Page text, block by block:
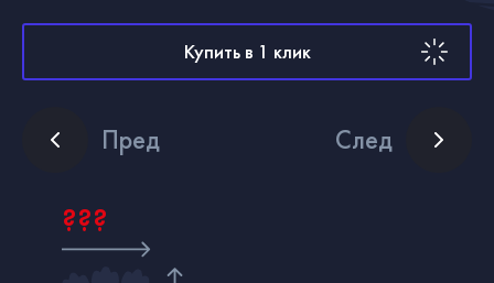
Купить в 1 клик
Пред След
???